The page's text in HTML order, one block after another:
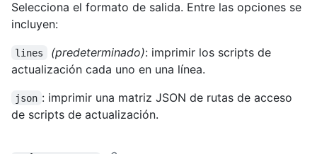
Selecciona el formato de salida. Entre las opciones se
incluyen:
lines (predeterminado): imprimir los scripts de
actualización cada uno en una línea.
json : imprimir una matriz JSON de rutas de acceso
de scripts de actualización.